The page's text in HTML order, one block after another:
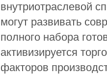
внутри­отраслевой
могут развивать
полного набора
активи­зируется
факторов